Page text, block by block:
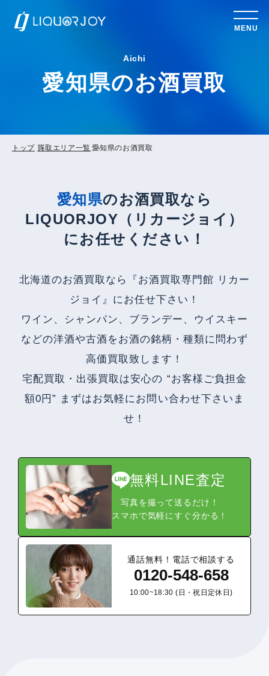
MENU
Aichi
愛知県のお酒買取
トップ 買取エリア一覧 愛知県のお酒買取
愛知県のお酒買取なら
LIQUORJOY（リカージョイ）
にお任せください！
北海道のお酒買取なら『お酒買取専門館 リカー
ジョイ』にお任せ下さい！
ワイン、シャンパン、ブランデー、ウイスキー
などの洋酒や古酒をお酒の銘柄・種類に問わず
高価買取致します！
宅配買取・出張買取は安心の “お客様ご負担金
額0円” まずはお気軽にお問い合わせ下さいま
せ！
無料LINE査定
写真を撮って送るだけ！
スマホで気軽にすぐ分かる！
通話無料！電話で相談する
0120-548-658
10:00~18:30 (日・祝日定休日)